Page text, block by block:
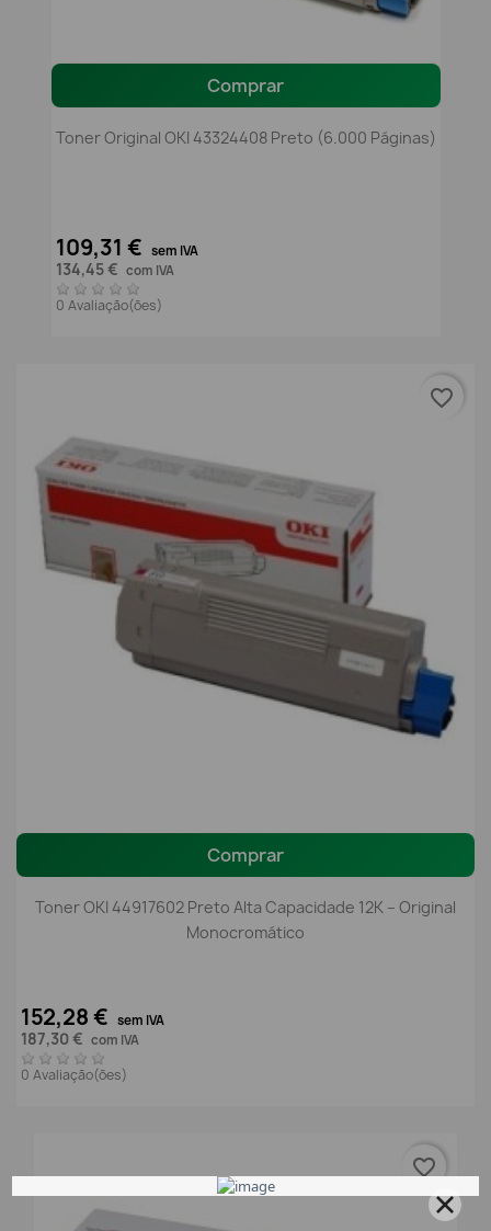
Comprar
Toner Original OKI 43324408 Preto (6.000 Páginas)
109,31 € sem IVA
134,45 € com IVA
0 Avaliação(ões)
Comprar
Toner OKI 44917602 Preto Alta Capacidade 12K – Original
Monocromático
152,28 € sem IVA
187,30 € com IVA
0 Avaliação(ões)
favorite_border
favorite_border